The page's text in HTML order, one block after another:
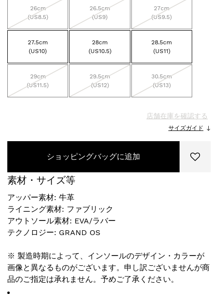
26cm
(US8.5)
26.5cm
(US9)
27cm
(US9.5)
27.5cm
(US10)
28cm
(US10.5)
28.5cm
(US11)
29cm
(US11.5)
29.5cm
(US12)
30.5cm
(US13)
店舗在庫を確認する
サイズガイド
ショッピングバッグに追加
素材・サイズ等
アッパー素材: 牛革
ライニング素材: ファブリック
アウトソール素材: EVA/ラバー
テクノロジー: GRAND OS
※ 製造時期によって、インソールのデザイン・カラーが
画像と異なるものがございます。申し訳ございませんが商
品のご指定は承れません。予めご了承ください。